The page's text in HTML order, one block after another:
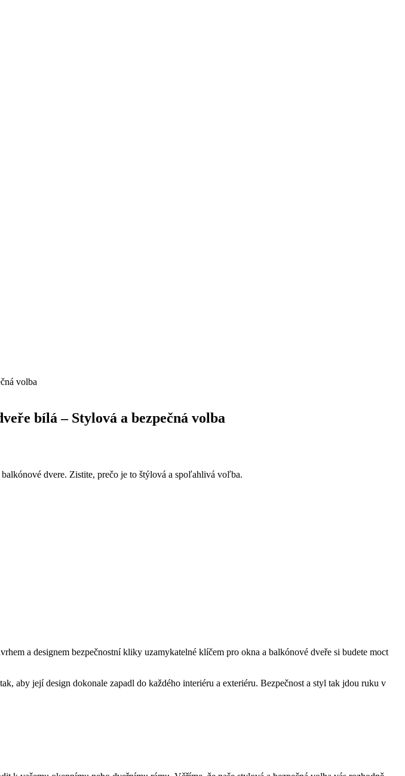
volba
bílá – Stylová a bezpečná volba
dvere. Zistite, prečo je to štýlová a⁤ spoľahlivá voľba.
a designem bezpečnostní kliky uzamykatelné klíčem ‌pro okna a balkónové dveře si budete moct
aby její design dokonale ​zapadl do každého interiéru a exteriéru. Bezpečnost a styl tak jdou ruku v